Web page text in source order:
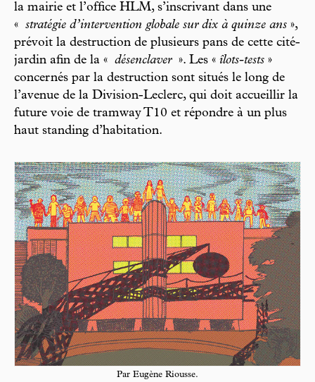
la mairie et l’office HLM, s’inscrivant dans une
« stratégie d’intervention globale sur dix à quinze ans »,
prévoit la destruction de plusieurs pans de cette cité-
jardin afin de la « désenclaver ». Les « îlots-tests »
concernés par la destruction sont situés le long de
l’avenue de la Division-Leclerc, qui doit accueillir la
future voie de tramway T10 et répondre à un plus
haut standing d’habitation.
Par Eugène Riousse.